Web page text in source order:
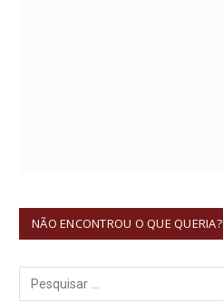
NÃO ENCONTROU O QUE QUERIA?